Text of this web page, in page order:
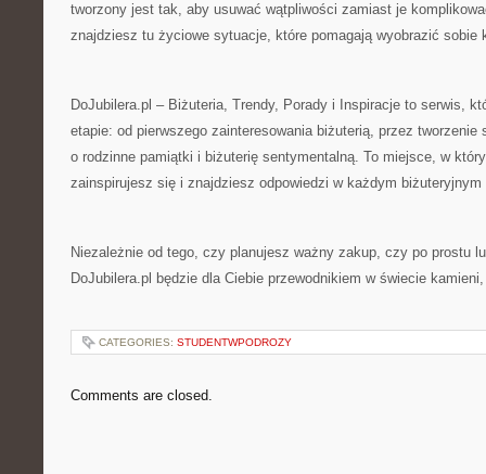
tworzony jest tak, aby usuwać wątpliwości zamiast je
znajdziesz tu życiowe sytuacje, które pomagają wyobrazić sobie
DoJubilera.pl – Biżuteria, Trendy, Porady i Inspiracje to serwis,
etapie: od pierwszego zainteresowania biżuterią, przez tworzenie
o rodzinne pamiątki i biżuterię sentymentalną. To miejsce, w
zainspirujesz się i znajdziesz odpowiedzi w każdym biżuteryjnym
Niezależnie od tego, czy planujesz ważny zakup, czy po prostu
DoJubilera.pl będzie dla Ciebie przewodnikiem w świecie
CATEGORIES: STUDENTWPODROZY
Comments are closed.